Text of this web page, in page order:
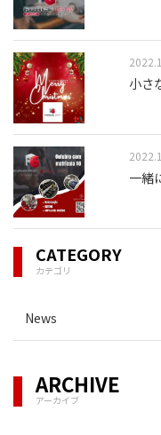
小さ
一緒
CATEGORY
カテゴリ
News
ARCHIVE
アーカイブ